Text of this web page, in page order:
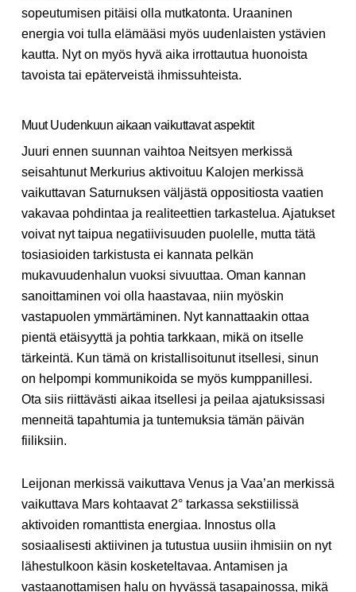
sopeutumisen pitäisi olla mutkatonta. Uraaninen
energia voi tulla elämääsi myös uudenlaisten ystävien
kautta. Nyt on myös hyvä aika irrottautua huonoista
tavoista tai epäterveistä ihmissuhteista.
Muut Uudenkuun aikaan vaikuttavat aspektit
Juuri ennen suunnan vaihtoa Neitsyen merkissä
seisahtunut Merkurius aktivoituu Kalojen merkissä
vaikuttavan Saturnuksen väljästä oppositiosta vaatien
vakavaa pohdintaa ja realiteettien tarkastelua. Ajatukset
voivat nyt taipua negatiivisuuden puolelle, mutta tätä
tosiasioiden tarkistusta ei kannata pelkän
mukavuudenhalun vuoksi sivuuttaa. Oman kannan
sanoittaminen voi olla haastavaa, niin myöskin
vastapuolen ymmärtäminen. Nyt kannattaakin ottaa
pientä etäisyyttä ja pohtia tarkkaan, mikä on itselle
tärkeintä. Kun tämä on kristallisoitunut itsellesi, sinun
on helpompi kommunikoida se myös kumppanillesi.
Ota siis riittävästi aikaa itsellesi ja peilaa ajatuksissasi
menneitä tapahtumia ja tuntemuksia tämän päivän
fiiliksiin.
Leijonan merkissä vaikuttava Venus ja Vaa’an merkissä
vaikuttava Mars kohtaavat 2° tarkassa sekstiilissä
aktivoiden romanttista energiaa. Innostus olla
sosiaalisesti aktiivinen ja tutustua uusiin ihmisiin on nyt
lähestulkoon käsin kosketeltavaa. Antamisen ja
vastaanottamisen halu on hyvässä tasapainossa, mikä